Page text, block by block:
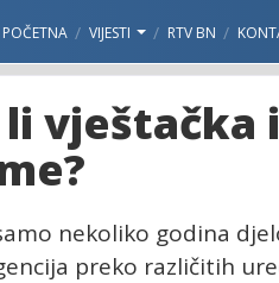
POČETNA VIJESTI RTV BN
li
nekoliko godina
preko različitih